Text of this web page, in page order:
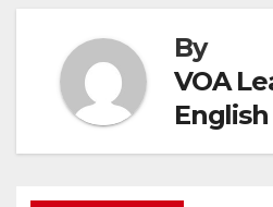
By
VOA
English